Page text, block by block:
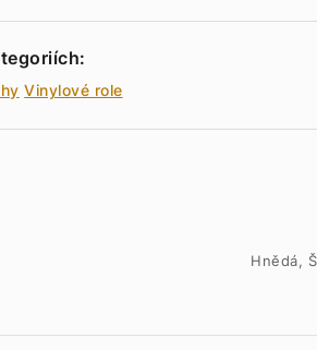
Vinylové role
Hnědá,